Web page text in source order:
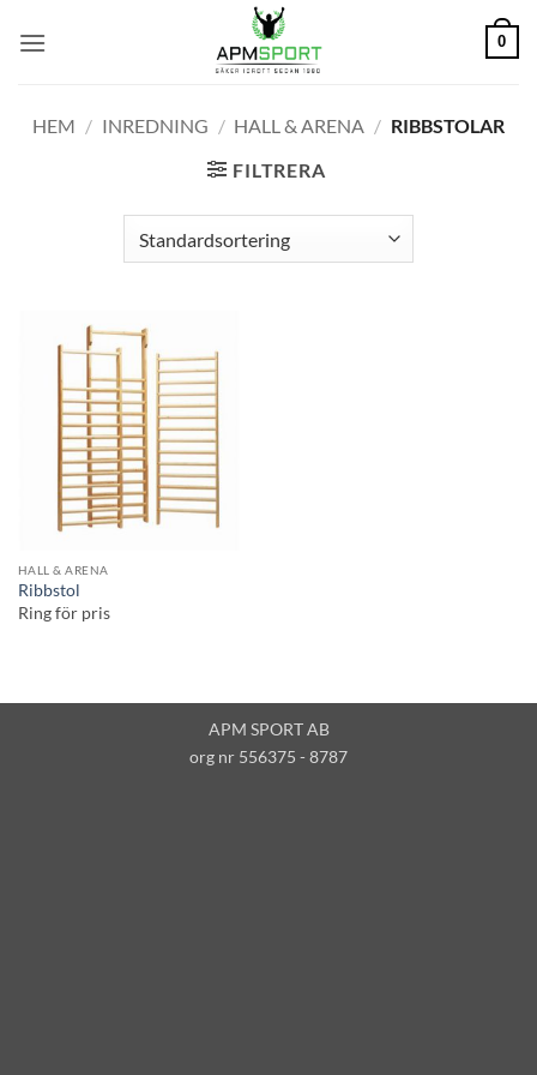
0
HEM / INREDNING / HALL & ARENA / RIBBSTOLAR
FILTRERA
HALL & ARENA
Ribbstol
Ring för pris
APM SPORT AB
org nr 556375 - 8787